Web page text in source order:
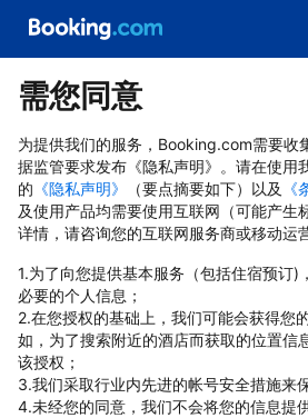
需您同意
为提供我们的服务，Booking.com需要收
据监管要求发布《隐私声明》。请在使用
的 《隐私声明》 （要点摘要如下）以及 《
及使用产品均需要使用互联网（可能产生
详情，请咨询您的互联网服务商或移动运
1.为了向您提供基本服务（包括住宿预订)
必要的个人信息；
2.在您授权的基础上，我们可能会获得您
如，为了搜索附近的酒店而获取的位置信
该授权；
3.我们采取行业内先进的帐号安全措施来
4.未经您的同意，我们不会将您的信息提